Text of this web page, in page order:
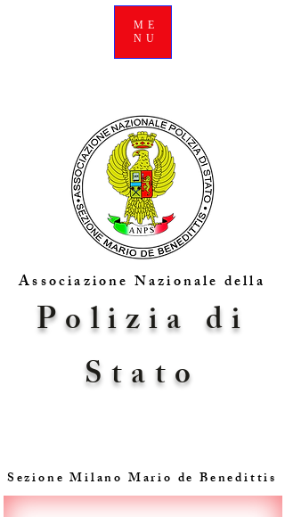
ME
NU
Associazione Nazionale della
Sezione Milano Mario de Benedittis
Polizia di
Stato